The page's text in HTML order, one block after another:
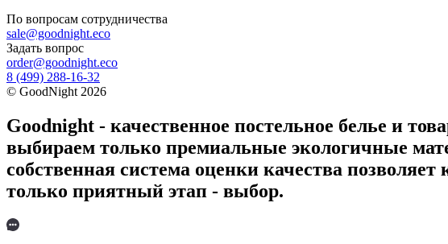
По вопросам сотрудничества
sale@goodnight.eco
Задать вопрос
order@goodnight.eco
8 (499) 288-16-32
© GoodNight 2026
Goodnight - качественное постельное белье и
выбираем только премиальные экологичные
собственная система оценки качества
только приятный этап - выбор.